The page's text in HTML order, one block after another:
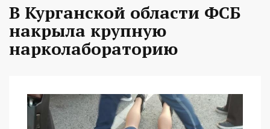
В Курганской области ФСБ
накрыла крупную
нарколабораторию